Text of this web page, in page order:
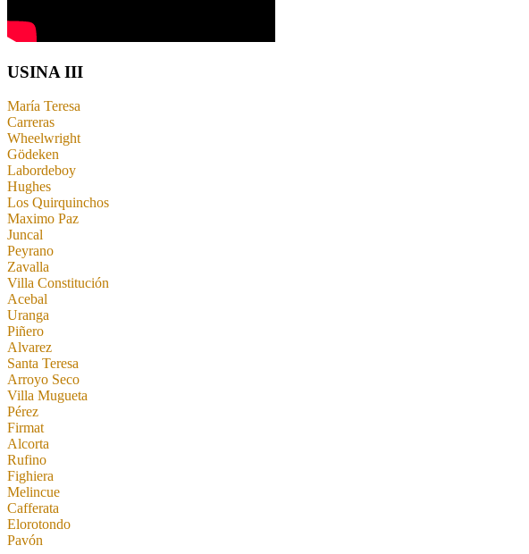
USINA III
María Teresa
Carreras
Wheelwright
Gödeken
Labordeboy
Hughes
Los Quirquinchos
Maximo Paz
Juncal
Peyrano
Zavalla
Villa Constitución
Acebal
Uranga
Piñero
Alvarez
Santa Teresa
Arroyo Seco
Villa Mugueta
Pérez
Firmat
Alcorta
Rufino
Fighiera
Melincue
Cafferata
Elorotondo
Pavón